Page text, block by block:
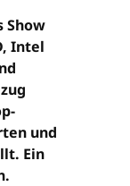
Show
Intel
und
Ein